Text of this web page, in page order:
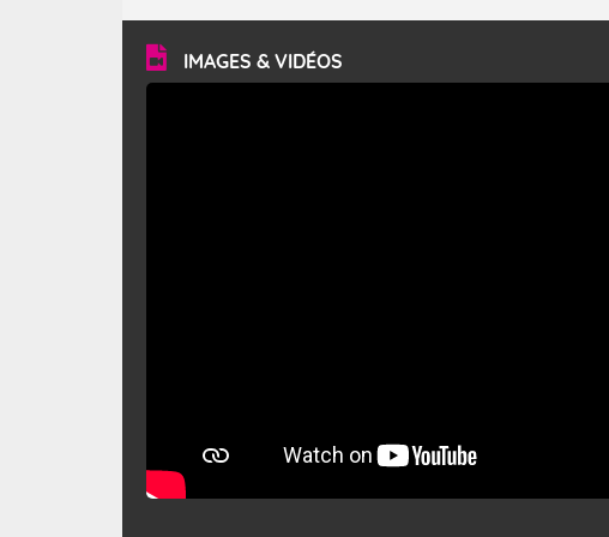
vitesse moyenne de 50 km/h et atteindre 80 à 100 km/h
en rafales, parfois davantage. Il parcourt la basse vallée
du Rhône et la Provence et envahit le littoral
méditerranéen à partir de la Camargue.
IMAGES & VIDÉOS